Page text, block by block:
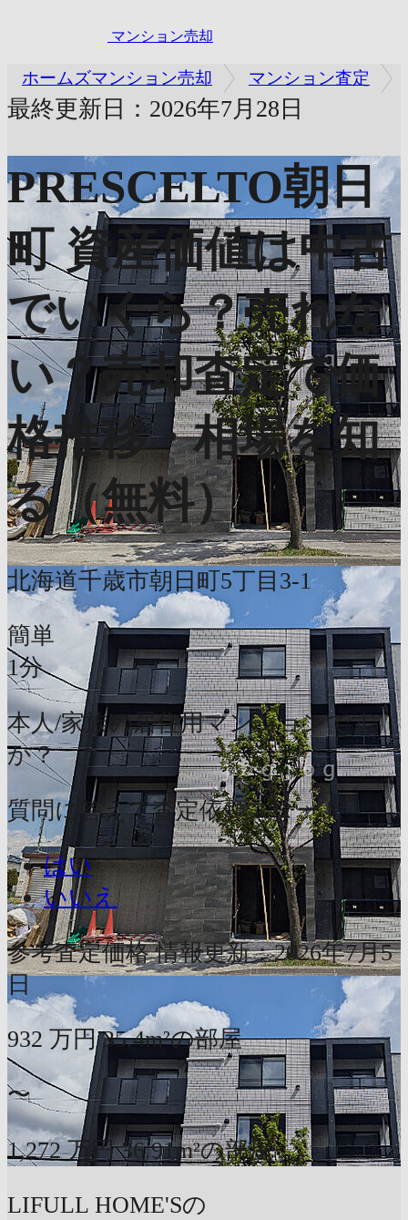
マンション売却
ホームズマンション売却 マンション査定
最終更新日：2026年7月28日
PRESCELTO朝日
町 資産価値は中古
でいくら？売れな
い？売却査定で価
格推移・相場を知
る（無料）
北海道千歳市朝日町5丁目3-1
簡単
1分
本人/家族の居住用マンションです
か？
質問に答えて査定依頼スタート
はい
いいえ
参考査定価格 情報更新：2026年7月5
日
932 万円 35.4m²の部屋
〜
1,272 万円 36.91m²の部屋
LIFULL HOME'Sの